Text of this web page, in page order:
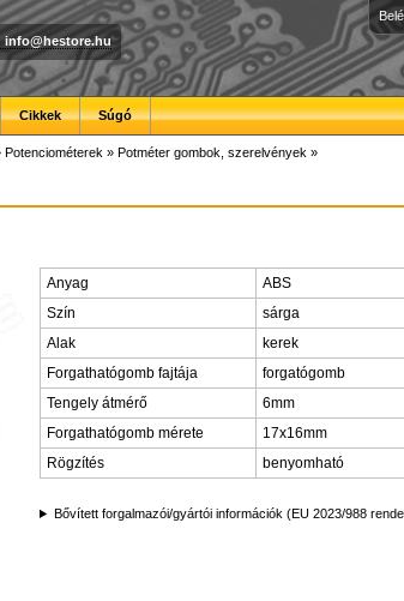
info@hestore.hu
Cikkek Súgó
Potenciométerek » Potméter gombok, szerelvények »
Anyag
ABS
Szín
sárga
Alak
kerek
Forgathatógomb fajtája
forgatógomb
Tengely átmérő
6mm
Forgathatógomb mérete
17x16mm
Rögzítés
benyomható
Bővített forgalmazói/gyártói információk (EU 2023/988